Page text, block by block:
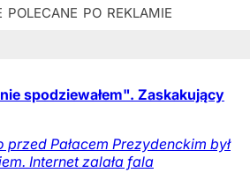
spodziewałem". Zaskakujący
Pałacem Prezydenckim był
Internet zalała fala